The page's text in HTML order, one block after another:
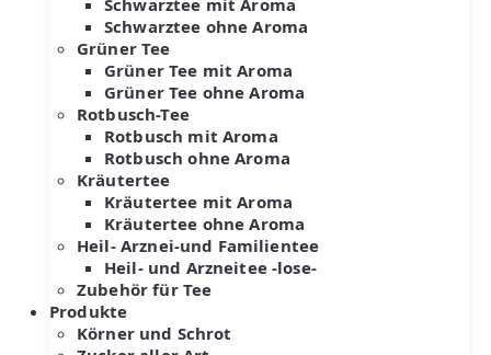
Schwarztee mit Aroma
Schwarztee ohne Aroma
Grüner Tee
Grüner Tee mit Aroma
Grüner Tee ohne Aroma
Rotbusch-Tee
Rotbusch mit Aroma
Rotbusch ohne Aroma
Kräutertee
Kräutertee mit Aroma
Kräutertee ohne Aroma
Heil- Arznei-und Familientee
Heil- und Arzneitee -lose-
Zubehör für Tee
Produkte
Körner und Schrot